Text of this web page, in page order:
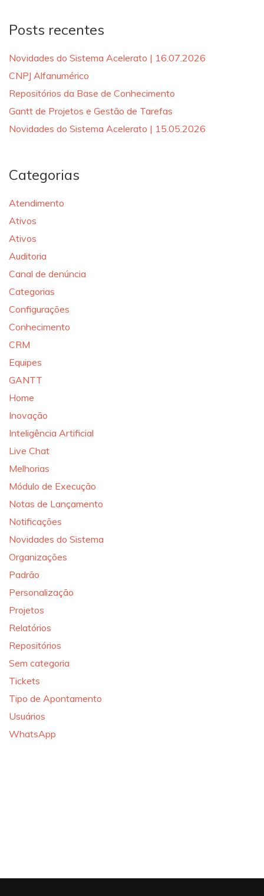
Posts recentes
Novidades do Sistema Acelerato | 16.07.2026
CNPJ Alfanumérico
Repositórios da Base de Conhecimento
Gantt de Projetos e Gestão de Tarefas
Novidades do Sistema Acelerato | 15.05.2026
Categorias
Atendimento
Ativos
Ativos
Auditoria
Canal de denúncia
Categorias
Configurações
Conhecimento
CRM
Equipes
GANTT
Home
Inovação
Inteligência Artificial
Live Chat
Melhorias
Módulo de Execução
Notas de Lançamento
Notificações
Novidades do Sistema
Organizações
Padrão
Personalização
Projetos
Relatórios
Repositórios
Sem categoria
Tickets
Tipo de Apontamento
Usuários
WhatsApp